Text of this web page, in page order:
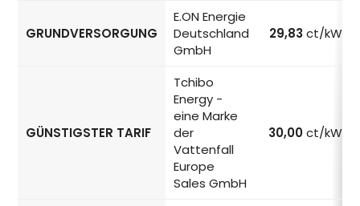
Strompreise in Weiden nach Tarif-Kategorie
GRUNDVERSORGUNG
E.ON Energie
Deutschland
GmbH
29,83 ct/kWh
GÜNSTIGSTER TARIF
Tchibo
Energy -
eine Marke
der
Vattenfall
Europe
Sales GmbH
30,00ct/kWh